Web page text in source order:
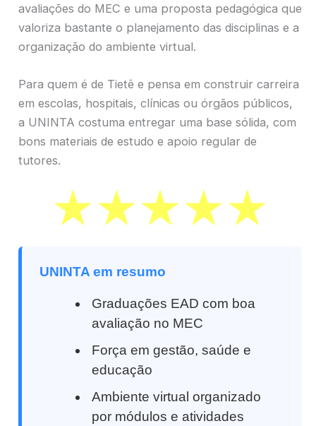
avaliações do MEC e uma proposta pedagógica que
valoriza bastante o planejamento das disciplinas e a
organização do ambiente virtual.
Para quem é de Tietê e pensa em construir carreira
em escolas, hospitais, clínicas ou órgãos públicos,
a UNINTA costuma entregar uma base sólida, com
bons materiais de estudo e apoio regular de
tutores.
UNINTA em resumo
Graduações EAD com boa
avaliação no MEC
Força em gestão, saúde e
educação
Ambiente virtual organizado
por módulos e atividades